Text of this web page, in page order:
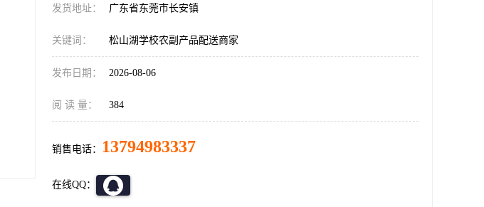
发货地址： 广东省东莞市长安镇
关键词： 松山湖学校农副产品配送商家
发布日期： 2026-08-06
阅 读 量： 384
销售电话： 13794983337
在线QQ：